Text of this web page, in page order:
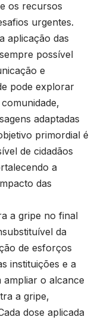
os recursos
urgentes.
aplicação das
possível
e
pode explorar
adaptadas
primordial é
de cidadãos
a
das
a gripe no final
da
de esforços
instituições e a
ampliar o alcance
a gripe,
dose aplicada